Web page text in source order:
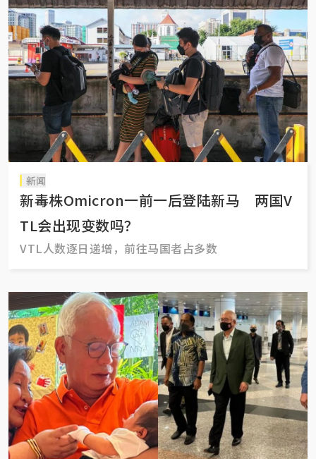
新闻
新毒株Omicron一前一后登陆新马 两国V
TL会出现变数吗？
VTL人数逐日递增，前往马国者占多数